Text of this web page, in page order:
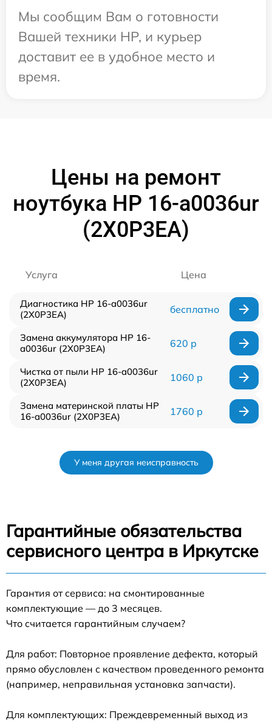
Мы сообщим Вам о готовности
Вашей техники HP, и курьер
доставит ее в удобное место и
время.
Цены на ремонт
ноутбука HP 16-a0036ur
(2X0P3EA)
Услуга Цена
Диагностика HP 16-a0036ur
(2X0P3EA)
бесплатно
Замена аккумулятора HP 16-
a0036ur (2X0P3EA)
620 р
Чистка от пыли HP 16-a0036ur
(2X0P3EA)
1060 р
Замена материнской платы HP
16-a0036ur (2X0P3EA)
1760 р
У меня другая неисправность
Гарантийные обязательства
сервисного центра в Иркутске
Гарантия от сервиса: на смонтированные
комплектующие — до 3 месяцев.
Что считается гарантийным случаем?
Для работ: Повторное проявление дефекта, который
прямо обусловлен с качеством проведенного ремонта
(например, неправильная установка запчасти).
Для комплектующих: Преждевременный выход из